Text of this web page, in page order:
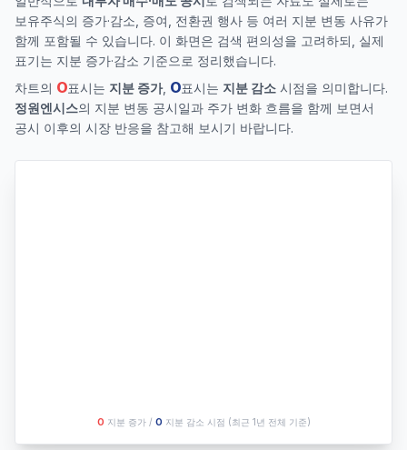
보유주식의 증가·감소, 증여, 전환권 행사 등 여러 지분 변동 사유가
함께 포함될 수 있습니다. 이 화면은 검색 편의성을 고려하되, 실제
표기는 지분 증가·감소 기준으로 정리했습니다.
차트의 O표시는 지분 증가, O표시는 지분 감소 시점을 의미합니다.
정원엔시스의 지분 변동 공시일과 주가 변화 흐름을 함께 보면서
공시 이후의 시장 반응을 참고해 보시기 바랍니다.
O 지분 증가 / O 지분 감소 시점 (최근 1년 전체 기준)